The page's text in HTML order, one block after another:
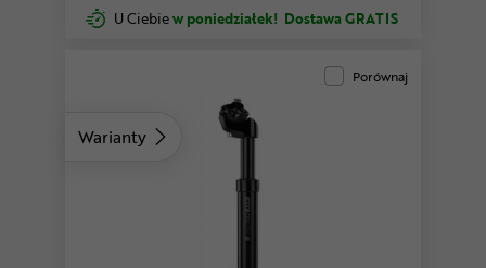
U Ciebiew poniedziałek! Dostawa GRATIS
Warianty
Porównaj